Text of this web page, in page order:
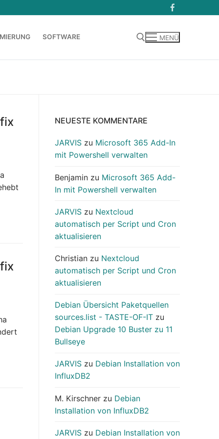
SOFTWARE MENÜ
NEUESTE KOMMENTARE
JARVIS zu Microsoft 365 Add-In
mit Powershell verwalten
Benjamin zu Microsoft 365 Add-
In mit Powershell verwalten
JARVIS zu Nextcloud
automatisch per Script und Cron
aktualisieren
Christian zu Nextcloud
automatisch per Script und Cron
aktualisieren
Debian Übersicht Paketquellen
sources.list - TASTE-OF-IT zu
Debian Upgrade 10 Buster zu 11
Bullseye
JARVIS zu Debian Installation von
InfluxDB2
M. Kirschner zu Debian
Installation von InfluxDB2
JARVIS zu Debian Installation von